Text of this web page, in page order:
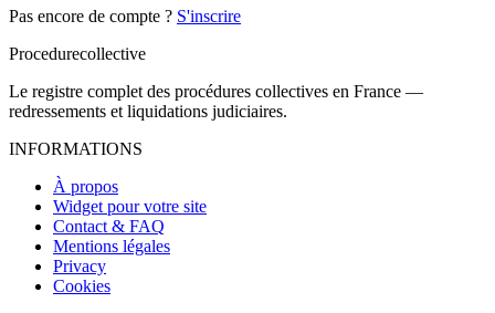
Pas encore de compte ? S'inscrire
Procedurecollective
Le registre complet des procédures collectives en France —
redressements et liquidations judiciaires.
INFORMATIONS
À propos
Widget pour votre site
Contact & FAQ
Mentions légales
Privacy
Cookies